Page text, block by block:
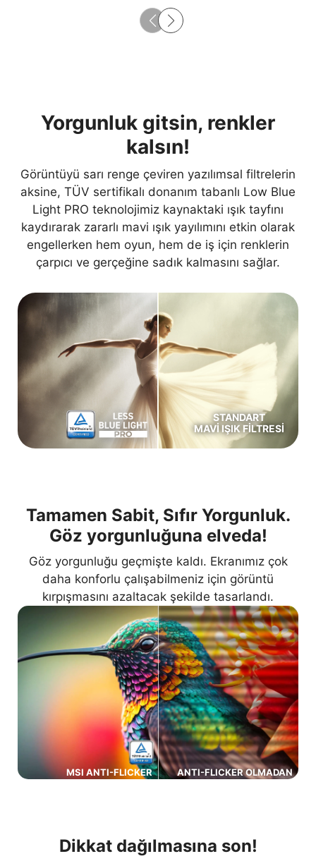
Yorgunluk gitsin, renkler
kalsın!
Görüntüyü sarı renge çeviren yazılımsal filtrelerin
aksine, TÜV sertifikalı donanım tabanlı Low Blue
Light PRO teknolojimiz kaynaktaki ışık tayfını
kaydırarak zararlı mavi ışık yayılımını etkin olarak
engellerken hem oyun, hem de iş için renklerin
çarpıcı ve gerçeğine sadık kalmasını sağlar.
STANDART
MAVI IŞIK FILTRESI
Tamamen Sabit, Sıfır Yorgunluk.
Göz yorgunluğuna elveda!
Göz yorgunluğu geçmişte kaldı. Ekranımız çok
daha konforlu çalışabilmeniz için görüntü
kırpışmasını azaltacak şekilde tasarlandı.
MSI ANTI-FLICKER ANTI-FLICKER OLMADAN
Dikkat dağılmasına son!